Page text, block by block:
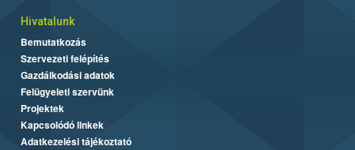
Hivatalunk
Bemutatkozás
Szervezeti felépítés
Gazdálkodási adatok
Felügyeleti szervünk
Projektek
Kapcsolódó linkek
Adatkezelési tájékoztató